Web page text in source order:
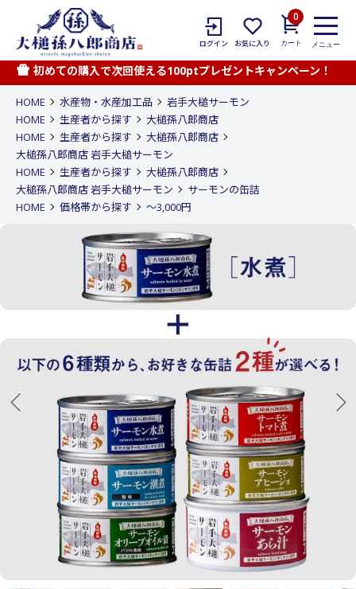
ログイン お気に入り
0
カート メニュー
初めての購入で次回使える100ptプレゼントキャンペーン！
HOME 水産物・水産加工品
岩手大槌サーモン
HOME
生産者から探す
大槌孫八郎商店
HOME
生産者から探す
大槌孫八郎商店
大槌孫八郎商店 岩手大槌サーモン
HOME
生産者から探す
大槌孫八郎商店
大槌孫八郎商店 岩手大槌サーモン
サーモンの缶詰
HOME
価格帯から探す 〜3,000円